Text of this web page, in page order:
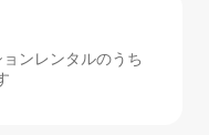
ンレンタルのうち